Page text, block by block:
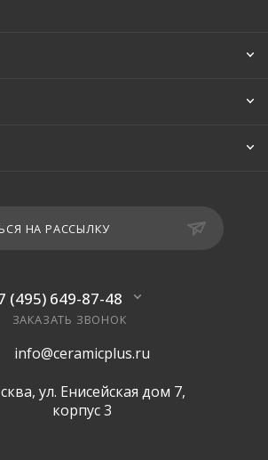
НА РАССЫЛКУ
(495) 649-87-48
ЗАКАЗАТЬ ЗВОНОК
info@ceramicplus.ru
ул. Енисейская дом 7,
корпус 3